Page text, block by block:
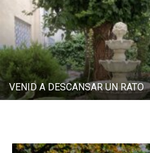
VENID A DESCANSAR UN RATO